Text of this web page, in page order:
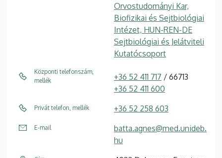
Orvostudományi Kar,
Biofizikai és Sejtbiológiai
Intézet, HUN-REN-DE
Sejtbiológiai és Jelátviteli
Kutatócsoport
Központi telefonszám,
mellék
+36 52 411 717 / 66713
+36 52 411 600
Privát telefon, mellék +36 52 258 603
E-mail
batta.agnes@med.unideb.
hu